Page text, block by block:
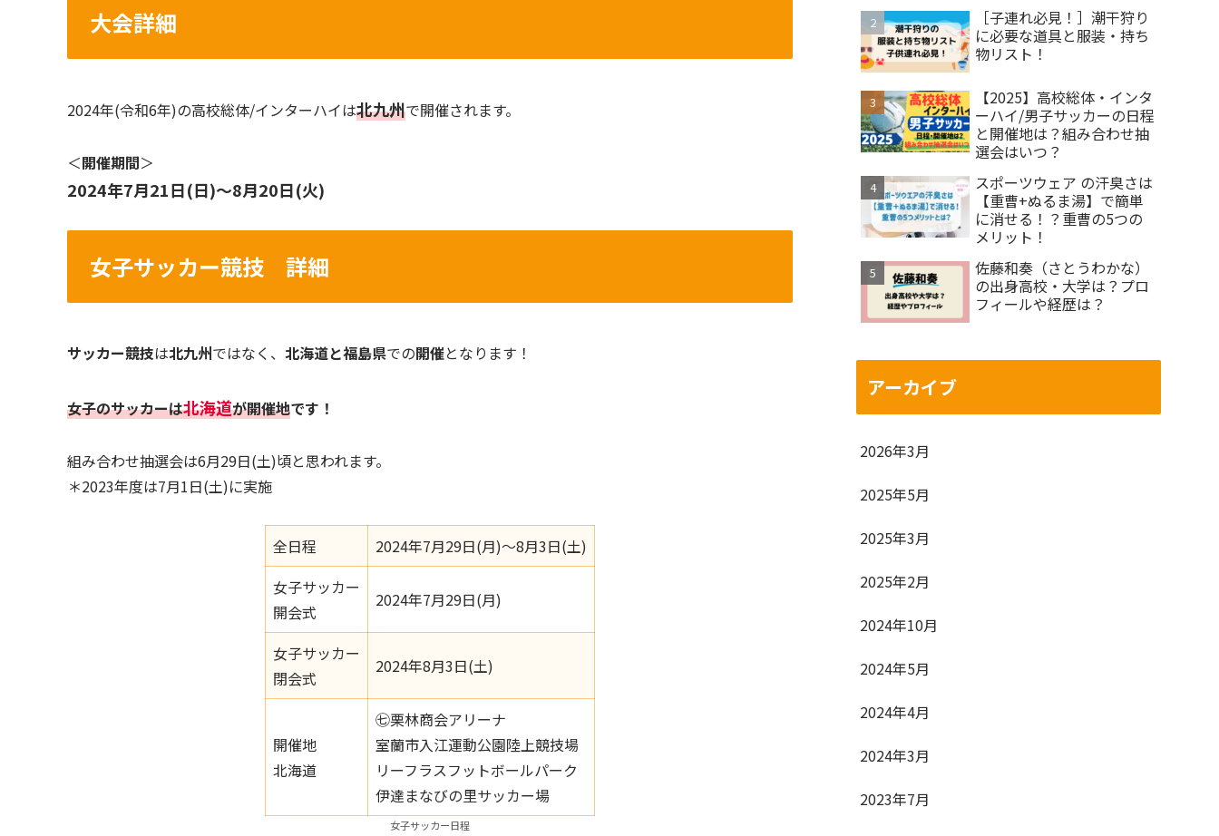
大会詳細
2024年(令和6年)の高校総体/インターハイは北九州で開催されます。
＜開催期間＞
2024年7月21日(日)～8月20日(火)
女子サッカー競技 詳細
サッカー競技は北九州ではなく、 北海道と福島県での開催となります！
女子のサッカーは北海道が開催地です！
組み合わせ抽選会は6月29日(土)頃と思われます。
＊2023年度は7月1日(土)に実施
全日程
2024年7月29日(月)～8月3日(土)
女子サッカー
開会式
2024年7月29日(月)
女子サッカー
閉会式
2024年8月3日(土)
開催地
北海道
㊆栗林商会アリーナ
室蘭市入江運動公園陸上競技場
リーフラスフットボールパーク
伊達まなびの里サッカー場
女子サッカー日程
［子連れ必見！］潮干狩り
に必要な道具と服装・持ち
物リスト！
【2025】高校総体・インタ
ーハイ/男子サッカーの日程
と開催地は？組み合わせ抽
選会はいつ？
スポーツウェア の汗臭さは
【重曹+ぬるま湯】で簡単
に消せる！？重曹の5つの
メリット！
佐藤和奏（さとうわかな）
の出身高校・大学は？プロ
フィールや経歴は？
アーカイブ
2026年3月
2025年5月
2025年3月
2025年2月
2024年10月
2024年5月
2024年4月
2024年3月
2023年7月